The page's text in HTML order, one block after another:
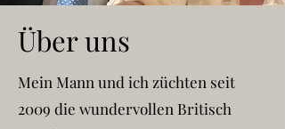
Über uns
Mein Mann und ich züchten seit
2009 die wundervollen Britisch